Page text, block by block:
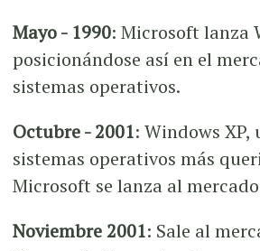
Mayo - 1990: Microsoft lanza
posicionándose así en el
sistemas operativos.
Octubre - 2001: Windows XP,
sistemas operativos más
Microsoft se lanza al
Noviembre 2001: Sale al